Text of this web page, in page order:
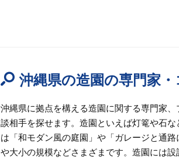
沖縄県の造園の専門家
沖縄県に拠点を構える造園に関する専門家
談相手を探せます。造園といえば灯篭や石
は「和モダン風の庭園」や「ガレージと通
や大小の規模などさまざまです。造園には